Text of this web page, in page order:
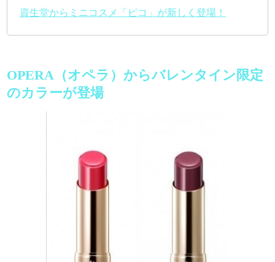
資生堂からミニコスメ「ピコ」が新しく登場！
OPERA（オペラ）からバレンタイン限定
のカラーが登場